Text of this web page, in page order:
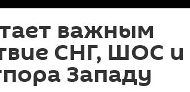
важным
СНГ, ШОС и
Западу